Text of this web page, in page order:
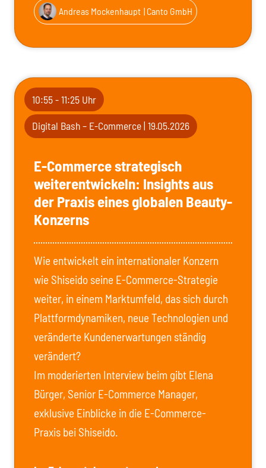
Andreas Mockenhaupt | Canto GmbH
10:55 - 11:25 Uhr
Digital Bash – E-Commerce | 19.05.2026
E-Commerce strategisch
weiterentwickeln: Insights aus
der Praxis eines globalen Beauty-
Konzerns
Wie entwickelt ein internationaler Konzern
wie Shiseido seine E-Commerce-Strategie
weiter, in einem Marktumfeld, das sich durch
Plattformdynamiken, neue Technologien und
veränderte Kundenerwartungen ständig
verändert?
Im moderierten Interview beim gibt Elena
Bürger, Senior E-Commerce Manager,
exklusive Einblicke in die E-Commerce-
Praxis bei Shiseido.